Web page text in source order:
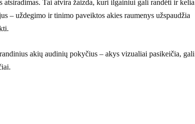
Tai atvira žaizda, kuri ilgainiui gali randėti ir kelia
– uždegimo ir tinimo paveiktos akies raumenys užspaudžia
akių audinių pokyčius – akys vizualiai pasikeičia, gali